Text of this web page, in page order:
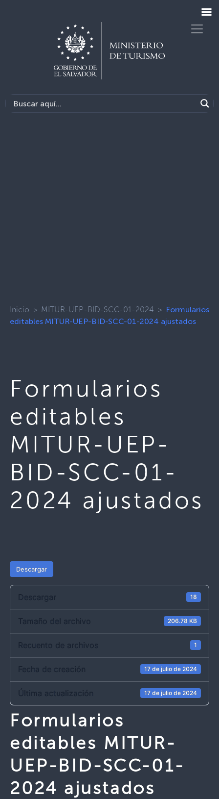
Inicio > MITUR-UEP-BID-SCC-01-2024 > Formularios
editables MITUR-UEP-BID-SCC-01-2024 ajustados
Formularios
editables
MITUR-UEP-
BID-SCC-01-
2024 ajustados
Descargar
Descargar 18
Tamaño del archivo 206.78 KB
Recuento de archivos 1
Fecha de creación 17 de julio de 2024
Última actualización 17 de julio de 2024
Formularios
editables MITUR-
UEP-BID-SCC-01-
2024 ajustados